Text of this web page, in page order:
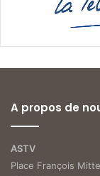
A propos de
ASTV
Place François